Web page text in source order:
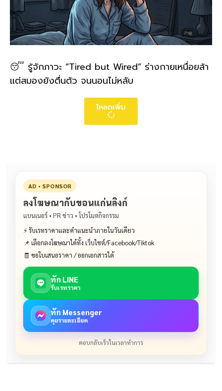
😴 รู้จักภาวะ “Tired but Wired” ร่างกายเหนื่อยล้า
แต่สมองยังตื่นตัว จนนอนไม่หลับ
โหลดเพิ่ม
AD • SPONSOR
ลงโฆษณากับขอนแก่นลิงก์
แบนเนอร์ • PR ข่าว • โปรโมตกิจกรรม
⚡ รับเรทราคาและคำแนะนำภายในวันเดียว
📌 เลือกลงโฆษณาได้ทั้ง เว็บไซต์/Facebook/Tiktok
🧾 ขอใบเสนอราคา / ออกเอกสารได้
ทัก LINE
รับเรทราคา
ทัก Messenger
คุยรายละเอียด
ตอบกลับเร็วในเวลาทำการ